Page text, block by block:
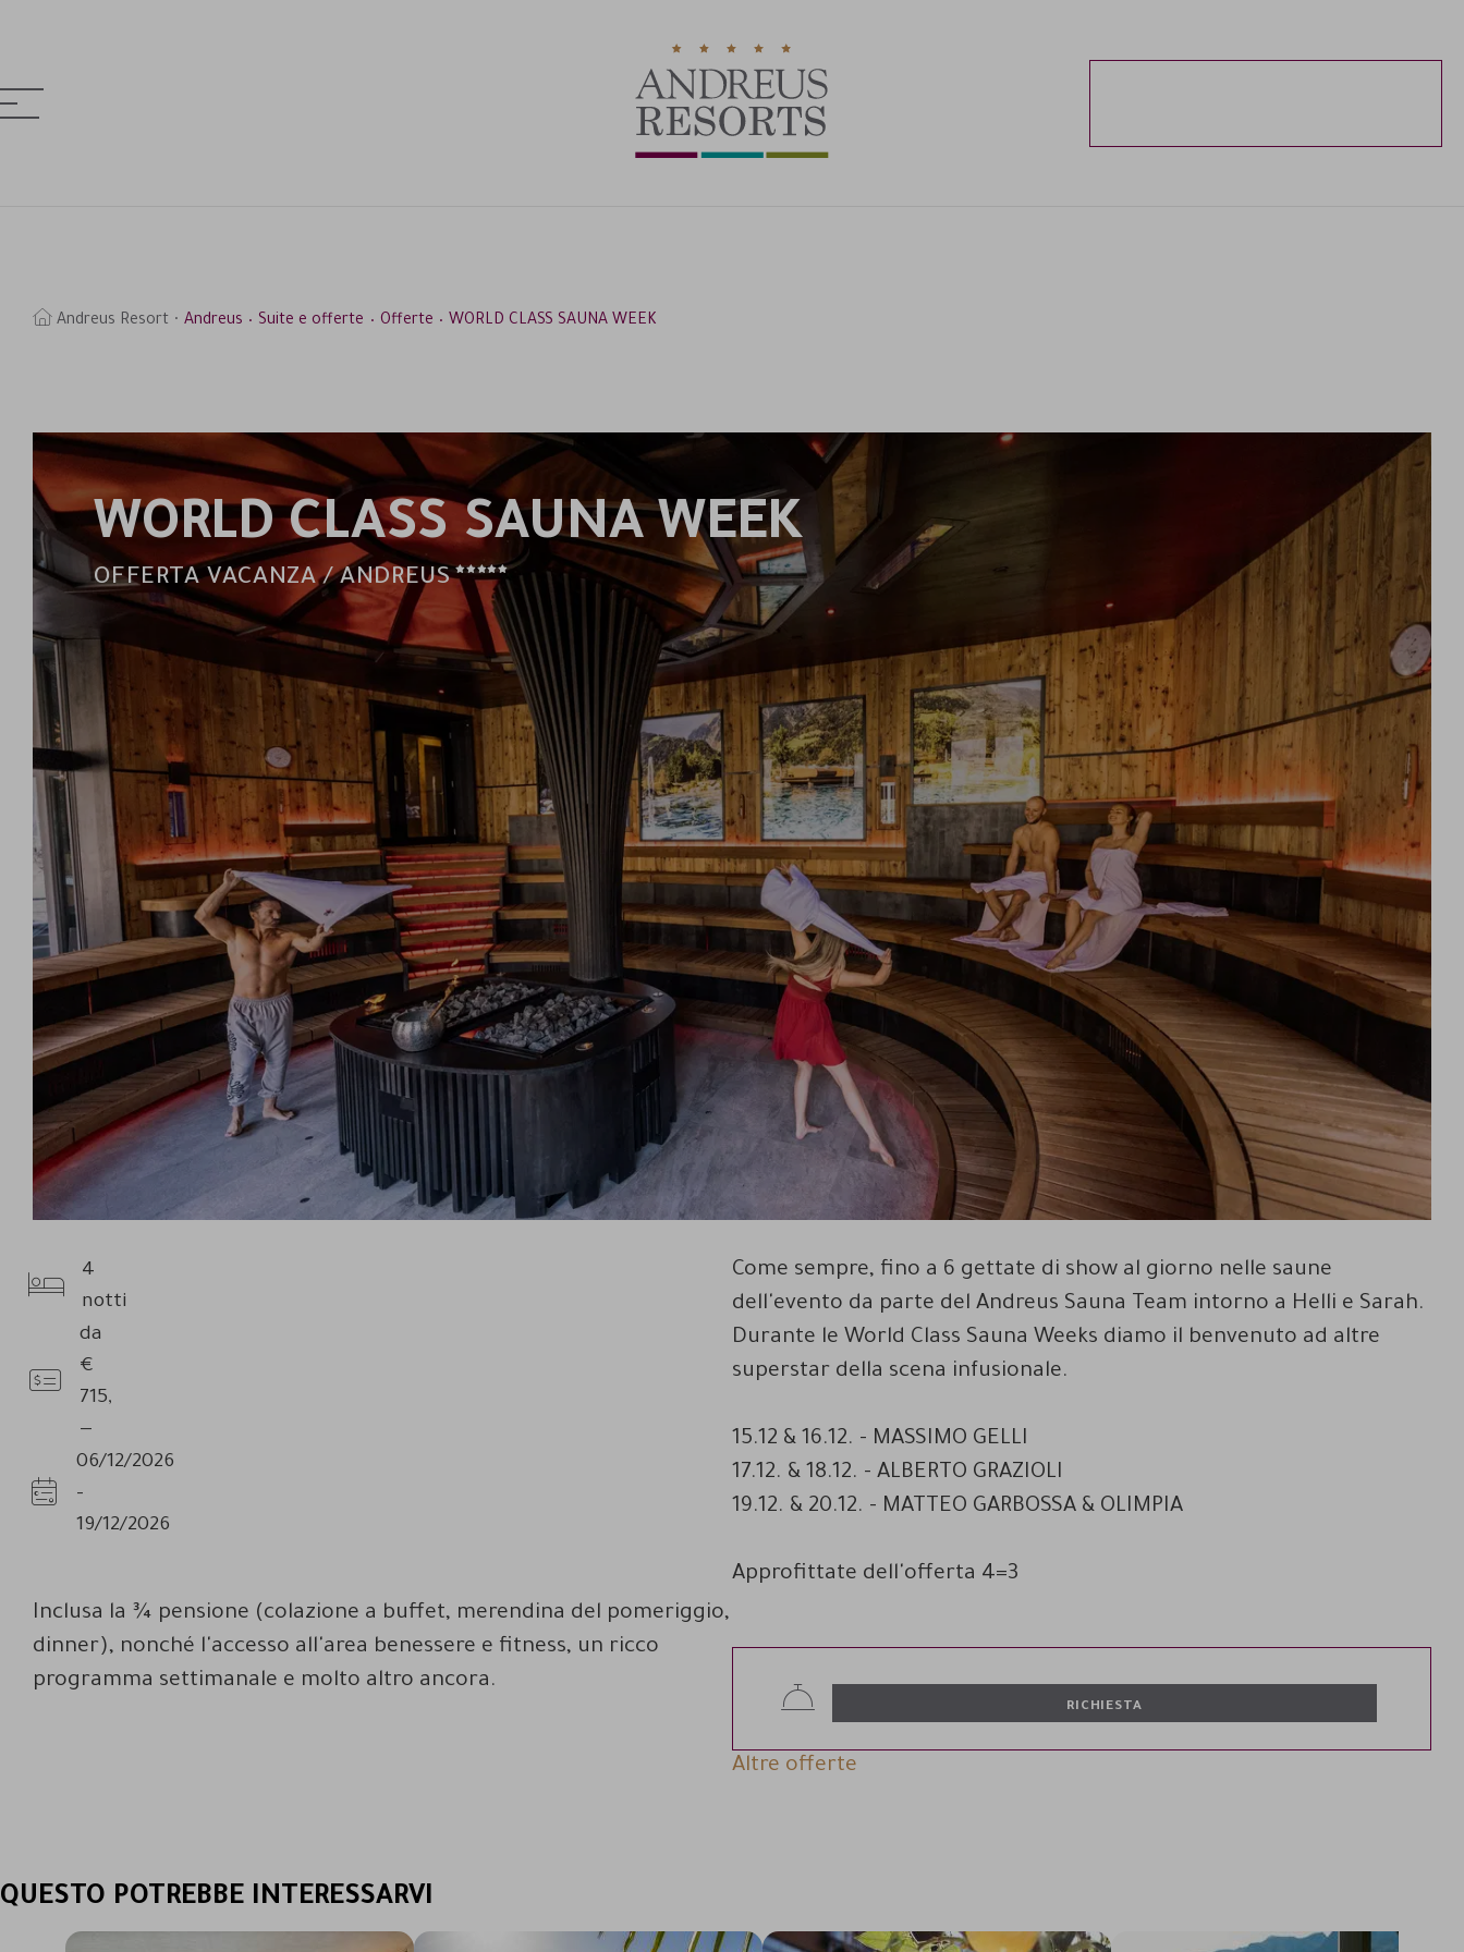
Andreus Resort Andreus Suite e offerte Offerte WORLD CLASS SAUNA WEEK
WORLD CLASS SAUNA WEEK
OFFERTA VACANZA / ANDREUS
5
STELLE
Come sempre, fino a 6 gettate di show al giorno nelle saune
dell'evento da parte del Andreus Sauna Team intorno a Helli e Sarah.
Durante le World Class Sauna Weeks diamo il benvenuto ad altre
superstar della scena infusionale.
15.12 & 16.12. - MASSIMO GELLI
17.12. & 18.12. - ALBERTO GRAZIOLI
19.12. & 20.12. - MATTEO GARBOSSA & OLIMPIA
Approfittate dell'offerta 4=3
RICHIESTA
Altre offerte
Pernottamenti
4
notti
Prezzo
da
€
715,
—
Disponibilità
06/12/2026
-
19/12/2026
Inclusa la ¾ pensione (colazione a buffet, merendina del pomeriggio,
dinner), nonché l'accesso all'area benessere e fitness, un ricco
programma settimanale e molto altro ancora.
QUESTO POTREBBE INTERESSARVI